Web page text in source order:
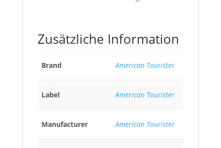
Zusätzliche Information
Brand American Tourister
Label American Tourister
Manufacturer American Tourister